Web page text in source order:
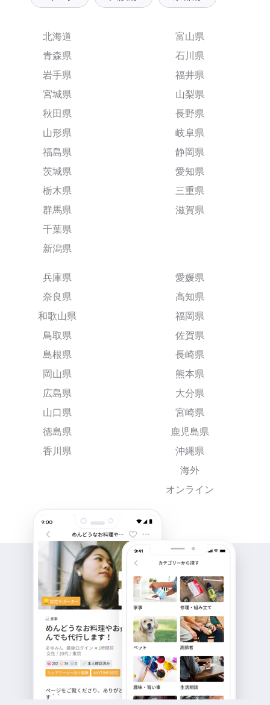
北海道
青森県
岩手県
宮城県
秋田県
山形県
福島県
茨城県
栃木県
群馬県
千葉県
新潟県
富山県
石川県
福井県
山梨県
長野県
岐阜県
静岡県
愛知県
三重県
滋賀県
兵庫県
奈良県
和歌山県
鳥取県
島根県
岡山県
広島県
山口県
徳島県
香川県
愛媛県
高知県
福岡県
佐賀県
長崎県
熊本県
大分県
宮崎県
鹿児島県
沖縄県
海外
オンライン